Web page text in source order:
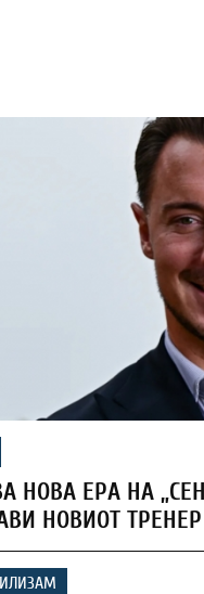
НОВА ЕРА НА
НОВИОТ ТРЕНЕР